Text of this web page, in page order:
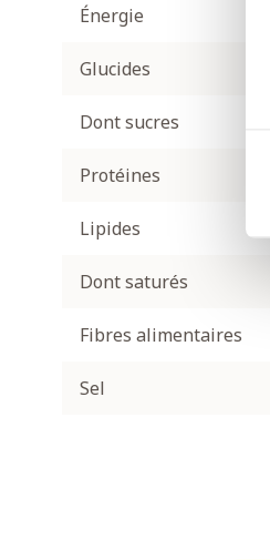
Énergie
Glucides
Dont sucres
Protéines
Lipides
Dont saturés
Fibres alimentaires
Sel